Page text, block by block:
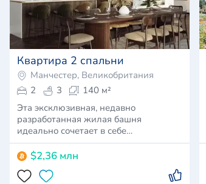
Квартира 2 спальни
Манчестер, Великобритания
2
3
140 м²
Эта эксклюзивная, недавно
разработанная жилая башня
идеально сочетает в себе
промышленное на…
$2,36 млн